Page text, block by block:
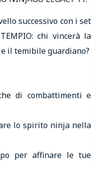
successivo con i set
chi vincerà la
il temibile guardiano?
di combattimenti e
lo spirito ninja nella
per affinare le tue